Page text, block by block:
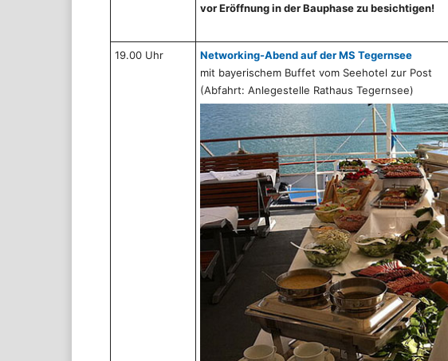
vor Eröffnung in der Bauphase zu besichtigen!
19.00 Uhr
Networking-Abend auf der MS Tegernsee
mit bayerischem Buffet vom Seehotel zur Post
(Abfahrt: Anlegestelle Rathaus Tegernsee)